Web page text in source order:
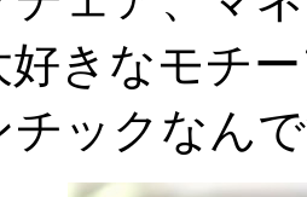
きなモチ
チックなん